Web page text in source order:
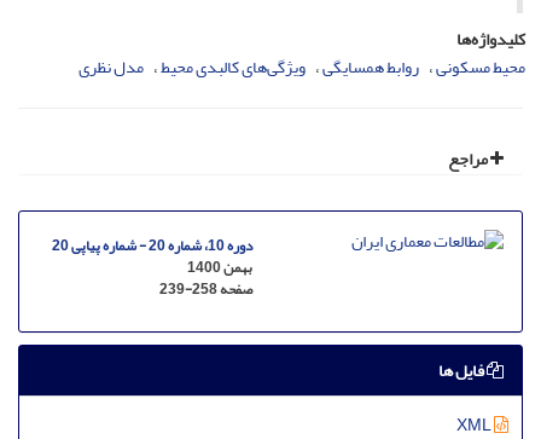
کلیدواژه‌ها
محیط مسکونی‌ روابط همسایگی ویژگی‌های کالبدی محیط مدل نظری
مراجع
دوره 10، شماره 20 - شماره پیاپی 20
بهمن 1400
صفحه239-258
فایل ها